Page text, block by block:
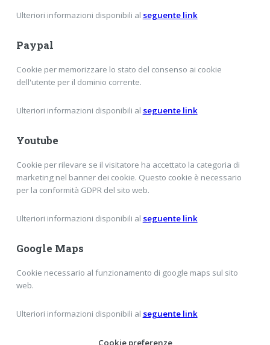
Ulteriori informazioni disponibili al seguente link
Paypal
Cookie per memorizzare lo stato del consenso ai cookie
dell'utente per il dominio corrente.
Ulteriori informazioni disponibili al seguente link
Youtube
Cookie per rilevare se il visitatore ha accettato la categoria di
marketing nel banner dei cookie. Questo cookie è necessario
per la conformità GDPR del sito web.
Ulteriori informazioni disponibili al seguente link
Google Maps
Cookie necessario al funzionamento di google maps sul sito
web.
Ulteriori informazioni disponibili al seguente link
Cookie preferenze